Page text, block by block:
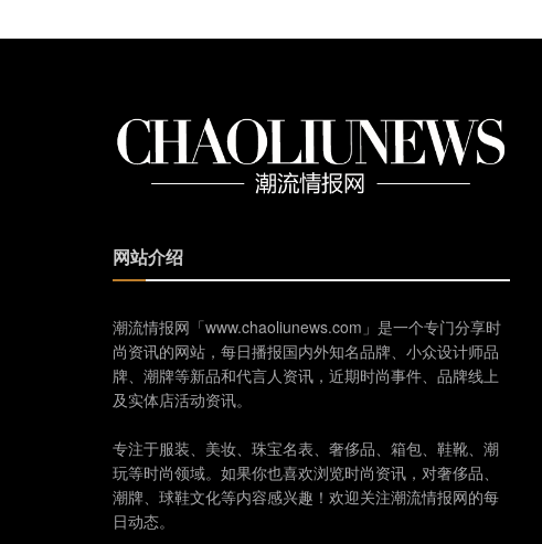
网站介绍
潮流情报网「www.chaoliunews.com」是一个专门分享时
尚资讯的网站，每日播报国内外知名品牌、小众设计师品
牌、潮牌等新品和代言人资讯，近期时尚事件、品牌线上
及实体店活动资讯。
专注于服装、美妆、珠宝名表、奢侈品、箱包、鞋靴、潮
玩等时尚领域。如果你也喜欢浏览时尚资讯，对奢侈品、
潮牌、球鞋文化等内容感兴趣！欢迎关注潮流情报网的每
日动态。